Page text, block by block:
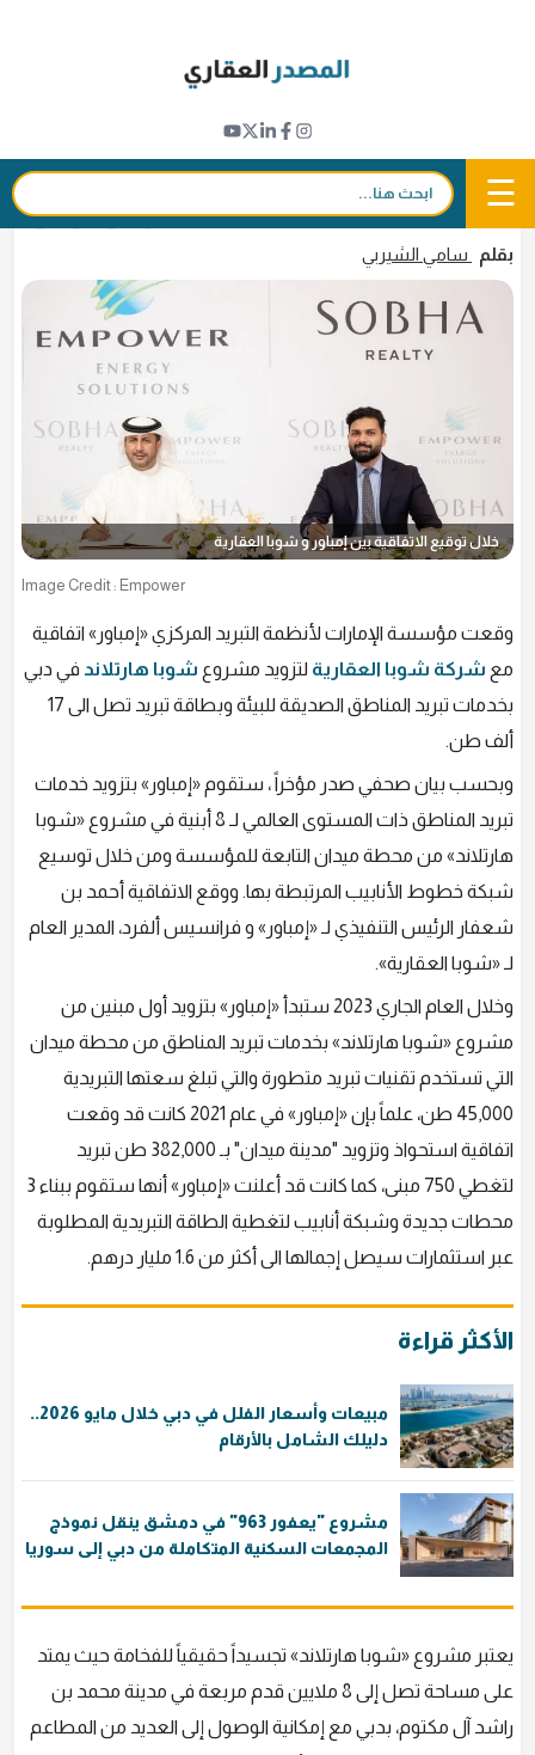
☰ بحث:
الف طن تبريد
21 مارس 2023 - 20:20 f
𝕏
in
بقلم سامي الشيربي
خلال توقيع الاتفاقية بين إمباور و شوبا العقارية
Image Credit : Empower
وقعت مؤسسة الإمارات لأنظمة التبريد المركزي «إمباور» اتفاقية
مع شركة شوبا العقارية لتزويد مشروع شوبا هارتلاند في دبي
بخدمات تبريد المناطق الصديقة للبيئة وبطاقة تبريد تصل الى 17
ألف طن.
وبحسب بيان صحفي صدر مؤخراً ، ستقوم «إمباور» بتزويد خدمات
تبريد المناطق ذات المستوى العالمي لـ 8 أبنية في مشروع «شوبا
هارتلاند» من محطة ميدان التابعة للمؤسسة ومن خلال توسيع
شبكة خطوط الأنابيب المرتبطة بها. ووقع الاتفاقية أحمد بن
شعفار الرئيس التنفيذي لـ «إمباور» و فرانسيس ألفرد، المدير العام
لـ «شوبا العقارية».
وخلال العام الجاري 2023 ستبدأ «إمباور» بتزويد أول مبنين من
مشروع «شوبا هارتلاند» بخدمات تبريد المناطق من محطة ميدان
التي تستخدم تقنيات تبريد متطورة والتي تبلغ سعتها التبريدية
45,000 طن، علماً بإن «إمباور» في عام 2021 كانت قد وقعت
اتفاقية استحواذ وتزويد "مدينة ميدان" بـ 382,000 طن تبريد
لتغطي 750 مبنى، كما كانت قد أعلنت «إمباور» أنها ستقوم ببناء 3
محطات جديدة وشبكة أنابيب لتغطية الطاقة التبريدية المطلوبة
عبر استثمارات سيصل إجمالها الى أكثر من 1.6 مليار درهم.
الأكثر قراءة
مبيعات وأسعار الفلل في دبي خلال مايو 2026..
دليلك الشامل بالأرقام
مشروع "يعفور 963" في دمشق ينقل نموذج
المجمعات السكنية المتكاملة من دبي إلى سوريا
يعتبر مشروع «شوبا هارتلاند» تجسيداً حقيقياً للفخامة حيث يمتد
على مساحة تصل إلى 8 ملايين قدم مربعة في مدينة محمد بن
راشد آل مكتوم، بدبي مع إمكانية الوصول إلى العديد من المطاعم